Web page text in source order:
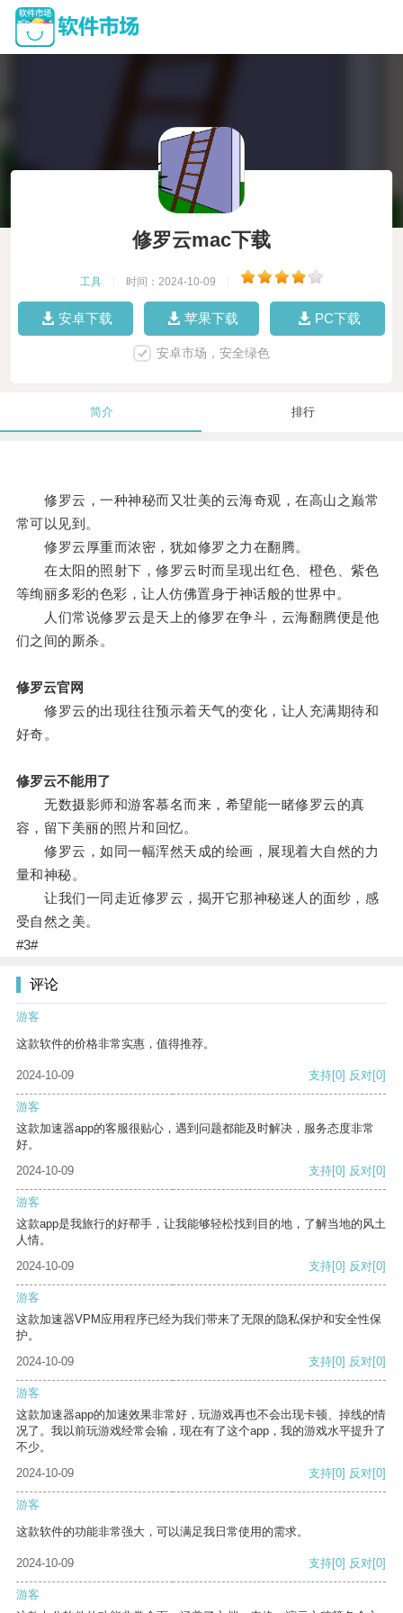
修罗云mac下载
工具 时间：2024-10-09
安卓下载 苹果下载 PC下载
安卓市场，安全绿色
简介 排行
修罗云，一种神秘而又壮美的云海奇观，在高山之巅常
常可以见到。
修罗云厚重而浓密，犹如修罗之力在翻腾。
在太阳的照射下，修罗云时而呈现出红色、橙色、紫色
等绚丽多彩的色彩，让人仿佛置身于神话般的世界中。
人们常说修罗云是天上的修罗在争斗，云海翻腾便是他
们之间的厮杀。
修罗云官网
修罗云的出现往往预示着天气的变化，让人充满期待和
好奇。
修罗云不能用了
无数摄影师和游客慕名而来，希望能一睹修罗云的真
容，留下美丽的照片和回忆。
修罗云，如同一幅浑然天成的绘画，展现着大自然的力
量和神秘。
让我们一同走近修罗云，揭开它那神秘迷人的面纱，感
受自然之美。
#3#
评论
游客
这款软件的价格非常实惠，值得推荐。
2024-10-09 支持[0] 反对[0]
游客
这款加速器app的客服很贴心，遇到问题都能及时解决，服务态度非常
好。
2024-10-09
支持[0] 反对[0]
游客
这款app是我旅行的好帮手，让我能够轻松找到目的地，了解当地的风土
人情。
2024-10-09
支持[0] 反对[0]
游客
这款加速器VPM应用程序已经为我们带来了无限的隐私保护和安全性保
护。
2024-10-09
支持[0] 反对[0]
游客
这款加速器app的加速效果非常好，玩游戏再也不会出现卡顿、掉线的情
况了。我以前玩游戏经常会输，现在有了这个app，我的游戏水平提升了
不少。
2024-10-09
支持[0] 反对[0]
游客
这款软件的功能非常强大，可以满足我日常使用的需求。
2024-10-09 支持[0] 反对[0]
游客